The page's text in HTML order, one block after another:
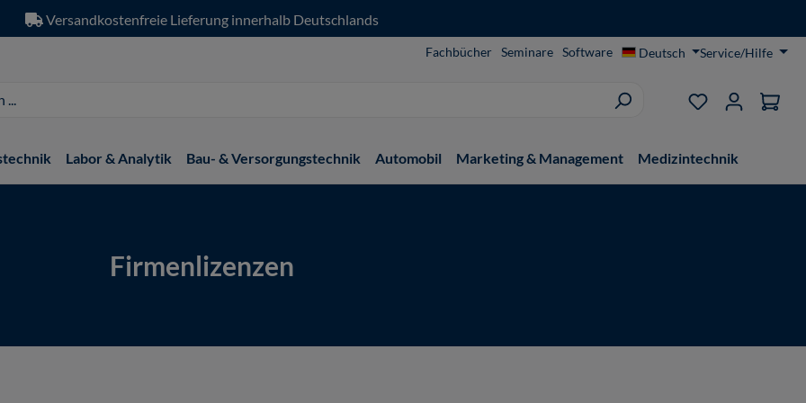
Versandkostenfreie Lieferung innerhalb Deutschlands
Fachbücher Seminare Software Deutsch Service/Hilfe
Du hast 0
Labor & Analytik Bau- & Versorgungstechnik Automobil Marketing & Management Medizintechnik
Firmenlizenzen